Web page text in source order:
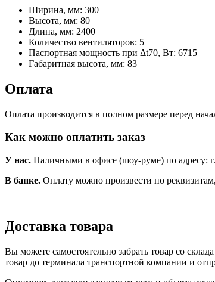
Ширина, мм: 300
Высота, мм: 80
Длина, мм: 2400
Количество вентиляторов: 5
Паспортная мощность при Δt70, Вт: 6715
Габаритная высота, мм: 83
Оплата
Оплата производится в полном размере перед
Как можно оплатить заказ
У нас. Наличными в офисе (шоу-руме) по адресу:
В банке. Оплату можно произвести по
Доставка товара
Вы можете самостоятельно забрать товар со
товар до терминала транспортной компании и